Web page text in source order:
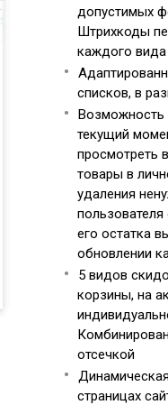
допустимых
Штрихкоды
каждого вида
списков, в
Возможность
текущий
просмотреть
товары в
удаления
его остатка
обновлении
5 видов
корзины, на
отсечкой
страницах